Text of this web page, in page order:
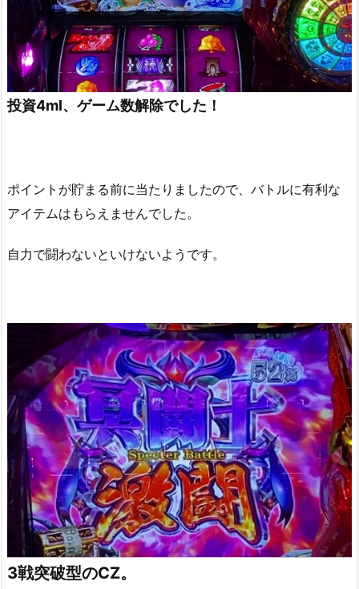
投資4ml、ゲーム数解除でした！
ポイントが貯まる前に当たりましたので、バトルに有利な
アイテムはもらえませんでした。
自力で闘わないといけないようです。
3戦突破型のCZ。